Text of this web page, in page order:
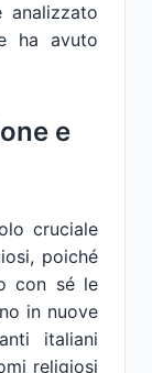
ha avuto
e
cruciale
poiché
con sé le
in nuove
italiani
religiosi